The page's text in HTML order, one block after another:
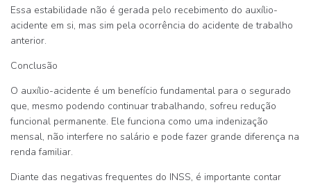
Essa estabilidade não é gerada pelo recebimento do auxílio-
acidente em si, mas sim pela ocorrência do acidente de trabalho
anterior.
Conclusão
O auxílio-acidente é um benefício fundamental para o segurado
que, mesmo podendo continuar trabalhando, sofreu redução
funcional permanente. Ele funciona como uma indenização
mensal, não interfere no salário e pode fazer grande diferença na
renda familiar.
Diante das negativas frequentes do INSS, é importante contar